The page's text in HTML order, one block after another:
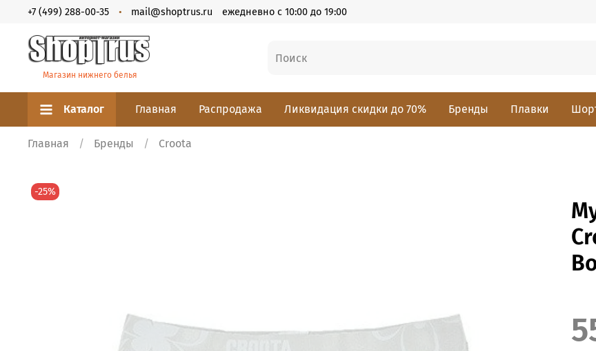
+7 (499) 288-00-35 mail@shoptrus.ru ежедневно с 10:00 до 19:00
Магазин нижнего белья
Каталог Главная Распродажа Ликвидация скидки до 70% Бренды Плавки
Главная Бренды Croota
-25%